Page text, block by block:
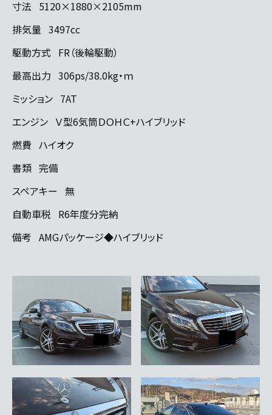
寸法 5120×1880×2105mm
排気量 3497cc
駆動方式 FR（後輪駆動）
最高出力 306ps/38.0kg・ｍ
ミッション 7AT
エンジン Ｖ型6気筒ＤＯＨＣ+ハイブリッド
燃費 ハイオク
書類 完備
スペアキー 無
自動車税 R6年度分完納
備考 AMGパッケージ◆ハイブリッド